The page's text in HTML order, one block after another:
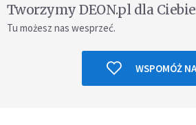
Tworzymy DEON.pl dla Ciebie
Tu możesz nas wesprzeć.
WSPOMÓŻ